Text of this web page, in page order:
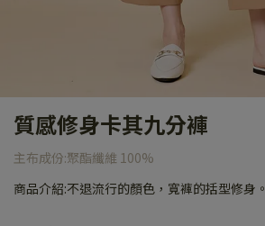
質感修身卡其九分褲
主布成份:聚酯纖維 100%
商品介紹:不退流行的顏色，寬褲的括型修身。